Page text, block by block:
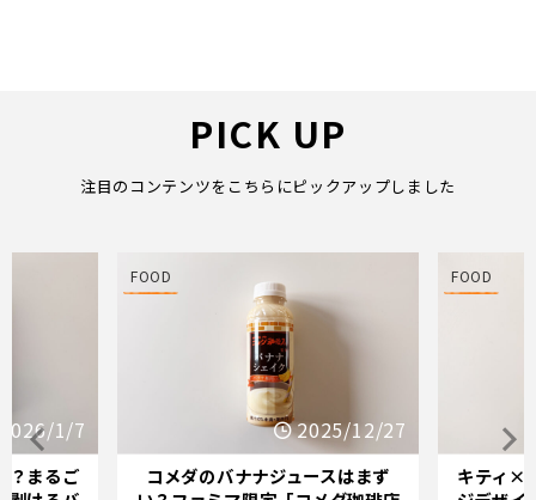
PICK UP
注目のコンテンツをこちらにピックアップしました
2026/1/7
？まるご
FOOD
2025/12/27
コメダのバナナジュースはまず
FOOD
キティ×